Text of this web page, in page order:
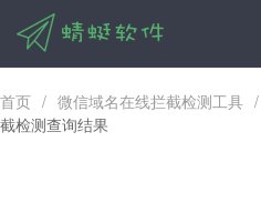
首页 / 微信域名在线拦截检测工具 /
截检测查询结果